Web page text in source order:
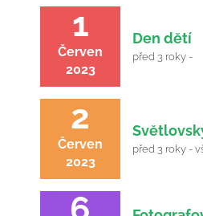
1
Červen
2023
Den dětí
před 3 roky -
2
Červen
2023
před 3 roky -